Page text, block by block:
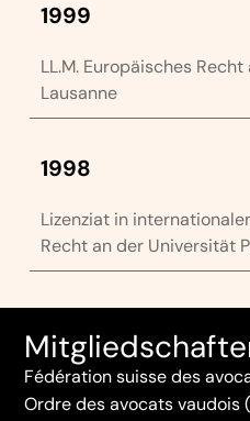
1999
LL.M. Europäisches
Lausanne
1998
Lizenziat in
Recht an der Universität
Fédération suisse des
Ordre des avocats vaudois